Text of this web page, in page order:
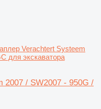
Verachtert Systeem
для экскаватора
2007 / SW2007 - 950G /